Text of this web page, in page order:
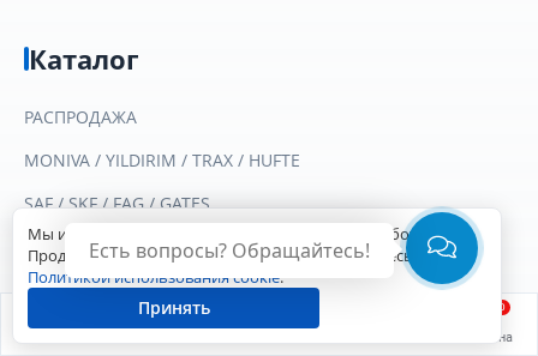
Есть вопросы? Обращайтесь!
0
Корзина
Каталог
РАСПРОДАЖА
MONIVA / YILDIRIM / TRAX / HUFTE
SAF / SKF / FAG / GATES
SAF HOLLAND / KOMMAR
БРЫЗГОВИКИ
ФИТИНГИ
Мы используем файлы cookie для улучшения работы сайта.
Продолжая пользоваться сайтом, вы соглашаетесь с
Политикой использования cookie.
Принять